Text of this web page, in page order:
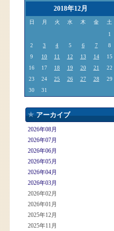
2018年12月
日 月 火 水 木 金 土
1
2
3 4 5 6 7
8
9
10 11 12 13 14
15
16
17 18 19 20 21
22
23
24 25 26 27 28
29
30
31
アーカイブ
2026年08月
2026年07月
2026年06月
2026年05月
2026年04月
2026年03月
2026年02月
2026年01月
2025年12月
2025年11月